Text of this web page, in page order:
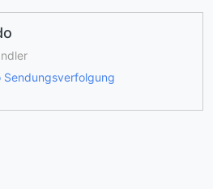
Sendungsverfolgung